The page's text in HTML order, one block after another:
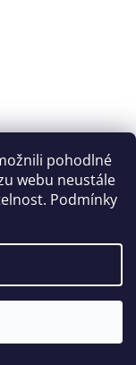
pohodlné
webu neustále
Podmínky
Marketingwebu
práva vyhrazena.